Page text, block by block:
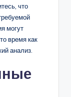
что
могут
время как
анализ.